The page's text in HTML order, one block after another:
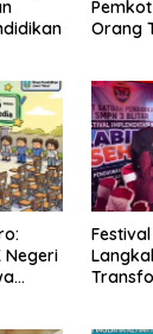
Orang
Negeri